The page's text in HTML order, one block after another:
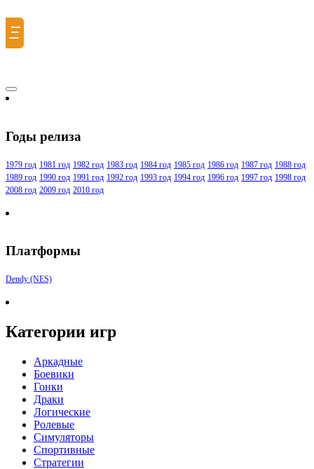
Ξ
Годы релиза
1979 год 1981 год 1982 год 1983 год 1984 год 1985 год 1986 год 1987 год 1988 год
1989 год 1990 год 1991 год 1992 год 1993 год 1994 год 1996 год 1997 год 1998 год
2008 год 2009 год 2010 год
Платформы
Dendy (NES)
Категории игр
Аркадные
Боевики
Гонки
Драки
Логические
Ролевые
Симуляторы
Спортивные
Стратегии